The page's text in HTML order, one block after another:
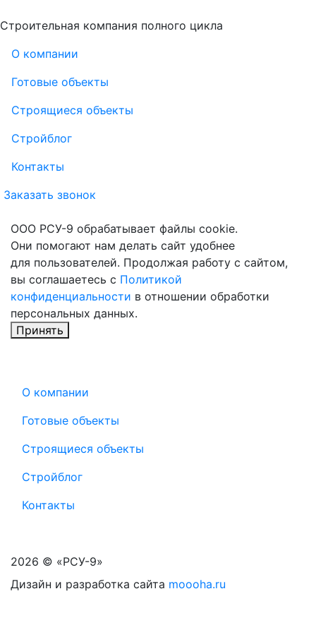
Строительная компания полного цикла
О компании
Готовые объекты
Строящиеся объекты
Стройблог
Контакты
Заказать звонок
ООО РСУ-9 обрабатывает файлы cookie.
Они помогают нам делать сайт удобнее
для пользователей. Продолжая работу с сайтом,
вы соглашаетесь с Политикой
конфиденциальности в отношении обработки
персональных данных.
Принять
О компании
Готовые объекты
Строящиеся объекты
Стройблог
Контакты
2026 © «РСУ-9»
Дизайн и разработка сайта moooha.ru